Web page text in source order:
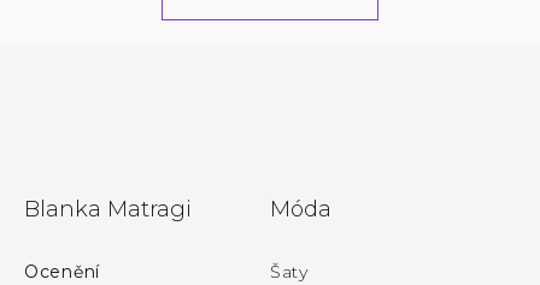
Blanka Matragi
Ocenění
Móda
Šaty